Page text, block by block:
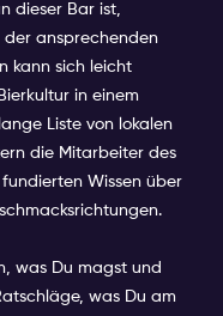
dieser Bar ist,
ansprechenden
kann sich leicht
in einem
Liste von lokalen
die Mitarbeiter des
Wissen über
was Du magst und
was Du am